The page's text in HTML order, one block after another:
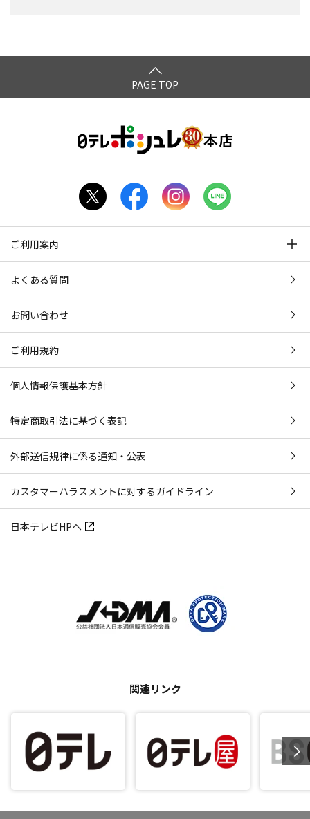
PAGE TOP
ご利用案内
よくある質問
お問い合わせ
ご利用規約
個人情報保護基本方針
特定商取引法に基づく表記
外部送信規律に係る通知・公表
カスタマーハラスメントに対するガイドライン
日本テレビHPへ
関連リンク